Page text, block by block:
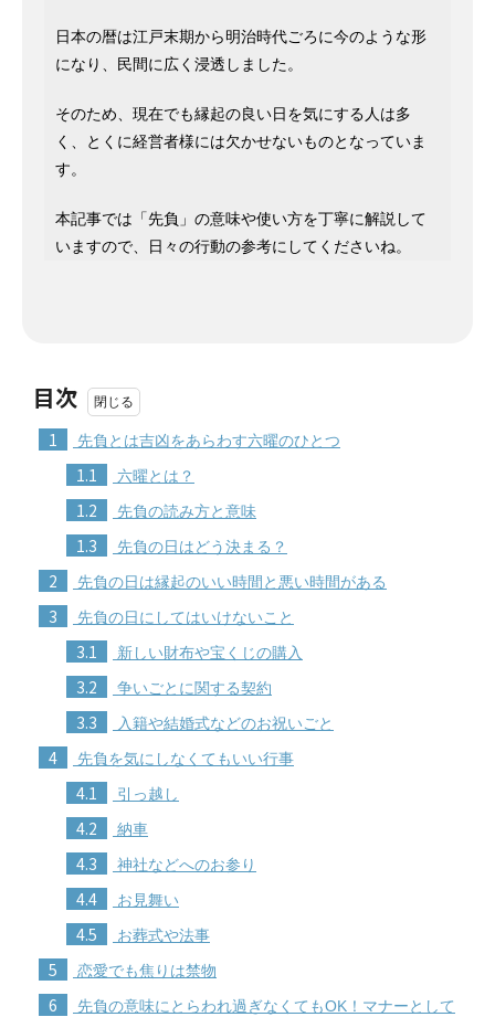
日本の暦は江戸末期から明治時代ごろに今のような形
になり、民間に広く浸透しました。
そのため、現在でも縁起の良い日を気にする人は多
く、とくに経営者様には欠かせないものとなっていま
す。
本記事では「先負」の意味や使い方を丁寧に解説して
いますので、日々の行動の参考にしてくださいね。
目次
1 先負とは吉凶をあらわす六曜のひとつ
1.1 六曜とは？
1.2 先負の読み方と意味
1.3 先負の日はどう決まる？
2 先負の日は縁起のいい時間と悪い時間がある
3 先負の日にしてはいけないこと
3.1 新しい財布や宝くじの購入
3.2 争いごとに関する契約
3.3 入籍や結婚式などのお祝いごと
4 先負を気にしなくてもいい行事
4.1 引っ越し
4.2 納車
4.3 神社などへのお参り
4.4 お見舞い
4.5 お葬式や法事
5 恋愛でも焦りは禁物
6
先負の意味にとらわれ過ぎなくてもOK！マナーとして